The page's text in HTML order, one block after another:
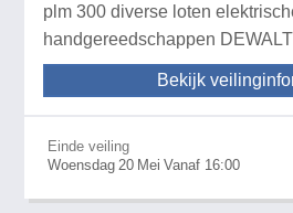
plm 300 diverse loten
handgereedschappen DEWALT
Bekijk
Einde veiling
Woensdag 20 Mei Vanaf 16:00